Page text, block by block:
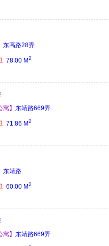
东高路28弄
78.00 M2
寓】 东靖路669弄
71.86 M2
东靖路
60.00 M2
寓】 东靖路669弄